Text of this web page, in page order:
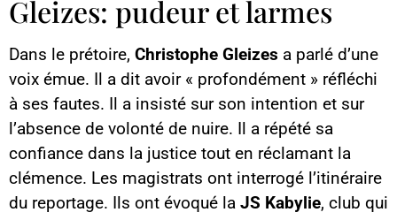
Gleizes: pudeur et larmes
Dans le prétoire, Christophe Gleizes a parlé d’une
voix émue. Il a dit avoir « profondément » réfléchi
à ses fautes. Il a insisté sur son intention et sur
l’absence de volonté de nuire. Il a répété sa
confiance dans la justice tout en réclamant la
clémence. Les magistrats ont interrogé l’itinéraire
du reportage. Ils ont évoqué la JS Kabylie, club qui